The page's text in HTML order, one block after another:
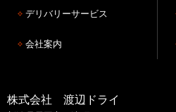
デリバリーサービス
会社案内
株式会社 渡辺ドライ